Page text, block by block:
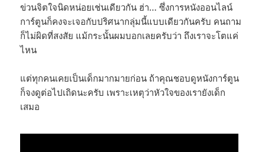
ข่วนจิตใจนิดหน่อยเช่นเดียวกัน ฮ่า… ซึ่งการหนังออนไลน์
การ์ตูนก็คงจะเจอกับปริศนากลุ่มนี้แบบเดียวกันครับ คนถาม
ก็ไม่ผิดที่สงสัย แม้กระนั้นผมบอกเลยครับว่า ถึงเราจะโตแค่
ไหน
แต่ทุกคนเคยเป็นเด็กมากมายก่อน ถ้าคุณชอบดูหนังการ์ตูน
ก็จงดูต่อไปเถิดนะครับ เพราะเหตุว่าหัวใจของเรายังเด็ก
เสมอ